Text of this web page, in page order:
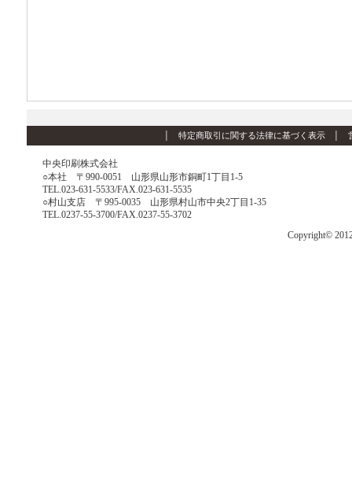
特定商取引に関する法律に基づく表示
中央印刷株式会社
○本社 〒990-0051 山形県山形市銅町1丁目1-5
TEL.023-631-5533/FAX.023-631-5535
○村山支店 〒995-0035 山形県村山市中央2丁目1-35
TEL.0237-55-3700/FAX.0237-55-3702
Copyright©